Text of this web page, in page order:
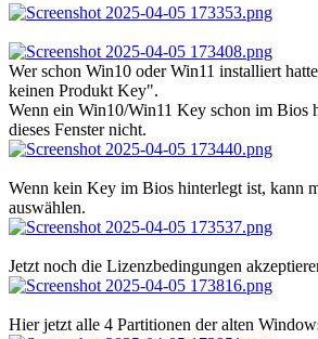
Wer schon Win10 oder Win11 installiert
keinen Produkt Key".
Wenn ein Win10/Win11 Key schon im Bios
dieses Fenster nicht.
Wenn kein Key im Bios hinterlegt ist, kann
auswählen.
Jetzt noch die Lizenzbedingungen
Hier jetzt alle 4 Partitionen der alten